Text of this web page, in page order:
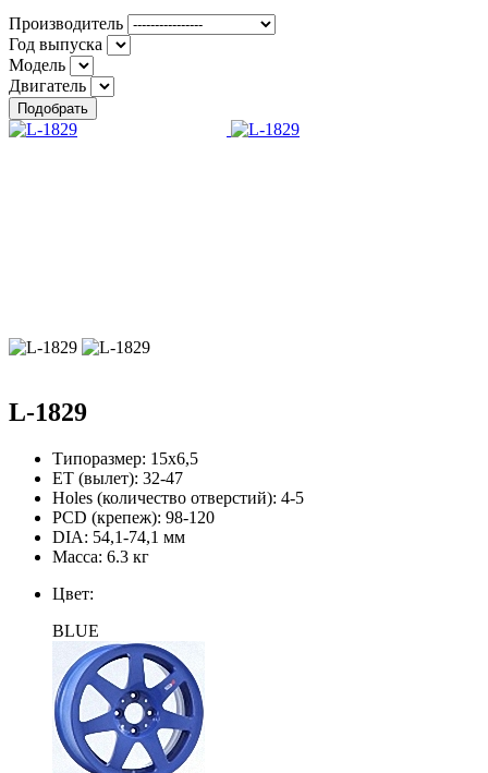
Производитель
Год выпуска
Модель
Двигатель
Подобрать
L-1829
Типоразмер: 15х6,5
ЕТ (вылет): 32-47
Holes (количество отверстий): 4-5
PCD (крепеж): 98-120
DIA: 54,1-74,1 мм
Масса: 6.3 кг
Цвет:
BLUE